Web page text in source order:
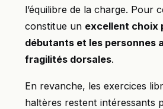
l’équilibre de la charge. Pour
constitue un excellent choix
débutants et les personnes
fragilités dorsales.
En revanche, les exercices
haltères restent intéressants